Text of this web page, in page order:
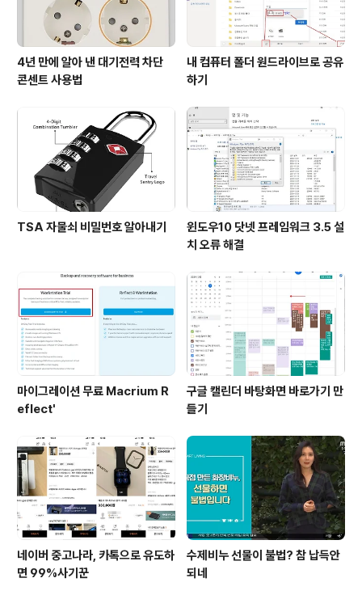
4년 만에 알아 낸 대기전력 차단
콘센트 사용법
내 컴퓨터 폴더 원드라이브로 공유
하기
TSA 자물쇠 비밀번호 알아내기
윈도우10 닷넷 프레임워크 3.5 설
치 오류 해결
마이그레이션 무료 Macrium R
eflect'
구글 캘린더 바탕화면 바로가기 만
들기
네이버 중고나라, 카톡으로 유도하
면 99%사기꾼
수제비누 선물이 불법? 참 납득안
되네